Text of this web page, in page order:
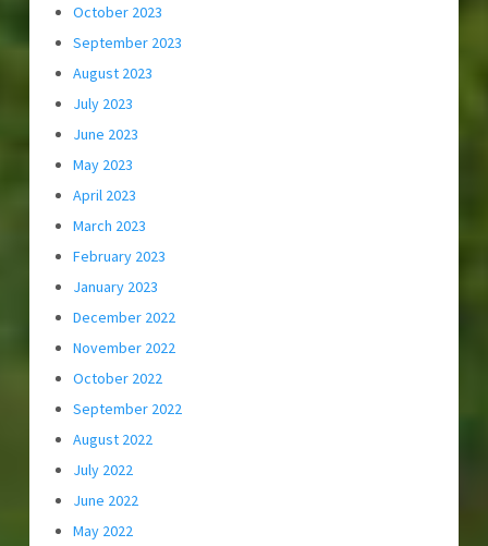
October 2023
September 2023
August 2023
July 2023
June 2023
May 2023
April 2023
March 2023
February 2023
January 2023
December 2022
November 2022
October 2022
September 2022
August 2022
July 2022
June 2022
May 2022